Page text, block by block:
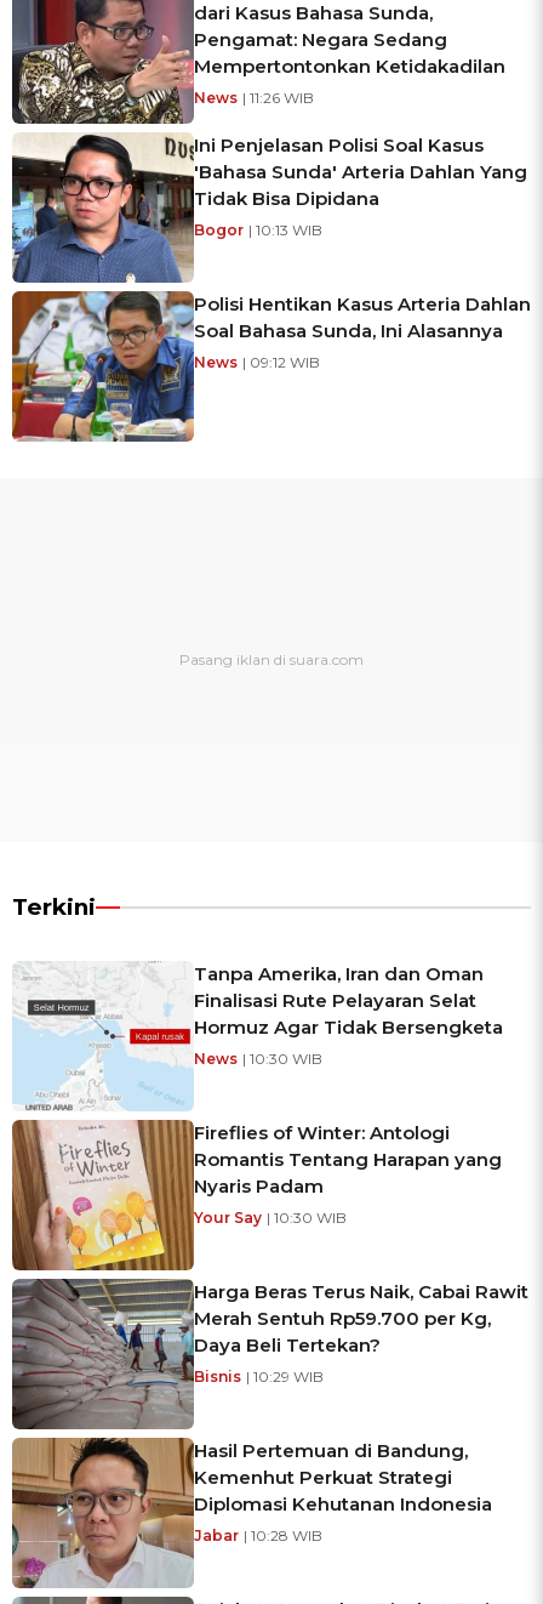
dari Kasus Bahasa Sunda,
Pengamat: Negara Sedang
Mempertontonkan Ketidakadilan
News | 11:26 WIB
Ini Penjelasan Polisi Soal Kasus
'Bahasa Sunda' Arteria Dahlan Yang
Tidak Bisa Dipidana
Bogor | 10:13 WIB
Polisi Hentikan Kasus Arteria Dahlan
Soal Bahasa Sunda, Ini Alasannya
News | 09:12 WIB
Terkini
Tanpa Amerika, Iran dan Oman
Finalisasi Rute Pelayaran Selat
Hormuz Agar Tidak Bersengketa
News | 10:30 WIB
Fireflies of Winter: Antologi
Romantis Tentang Harapan yang
Nyaris Padam
Your Say | 10:30 WIB
Harga Beras Terus Naik, Cabai Rawit
Merah Sentuh Rp59.700 per Kg,
Daya Beli Tertekan?
Bisnis | 10:29 WIB
Hasil Pertemuan di Bandung,
Kemenhut Perkuat Strategi
Diplomasi Kehutanan Indonesia
Jabar | 10:28 WIB